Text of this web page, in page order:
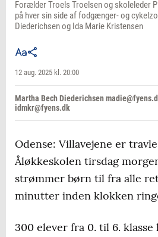
Forælder Troels Troelsen og skoleleder
på hver sin side af fodgænger- og
Diederichsen og Ida Marie Kristensen
12 aug. 2025 kl. 20:00
Martha Bech Diederichsen
idmkr@fyens.dk
Odense: Villavejene er
Åløkkeskolen tirsdag
strømmer børn til fra alle
minutter inden klokken
300 elever fra 0. til 6.